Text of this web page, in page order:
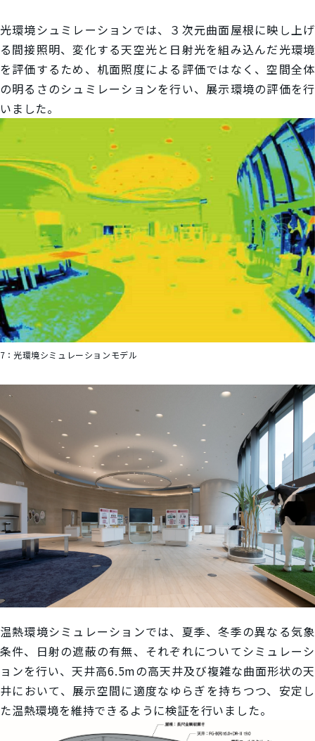
光環境シュミレーションでは、３次元曲面屋根に映し上げ
る間接照明、変化する天空光と日射光を組み込んだ光環境
を評価するため、机面照度による評価ではなく、空間全体
の明るさのシュミレーションを行い、展示環境の評価を行
いました。
7： 光環境シミュレーションモデル
温熱環境シミュレーションでは、夏季、冬季の異なる気象
条件、日射の遮蔽の有無、それぞれについてシミュレーシ
ョンを行い、天井高6.5mの高天井及び複雑な曲面形状の天
井において、展示空間に適度なゆらぎを持ちつつ、安定し
た温熱環境を維持できるように検証を行いました。